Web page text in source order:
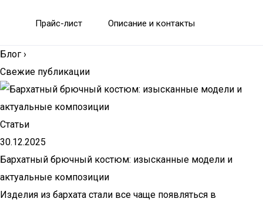
Прайс-лист Описание и контакты
Блог ›
Свежие публикации
Статьи
30.12.2025
Бархатный брючный костюм: изысканные модели и
актуальные композиции
Изделия из бархата стали все чаще появляться в